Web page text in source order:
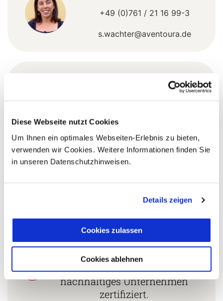
Diese Webseite nutzt Cookies
Um Ihnen ein optimales Webseiten-Erlebnis zu bieten,
verwenden wir Cookies. Weitere Informationen finden Sie
in unseren Datenschutzhinweisen.
Details zeigen
Cookies zulassen
Cookies ablehnen
+49 (0)761 / 21 16 99-3
s.wachter@aventoura.de
5 Gründe warum Sie mit Ihrer Buchung bei uns
die richtige Entscheidung treffen:
1
25 Jahren Erfahrung!
2
vielgereiste
Länderspezialisten.
3
Mehrfach mit
Tourismuspreisen
ausgezeichnet und als
nachhaltiges Unternehmen
zertifiziert.